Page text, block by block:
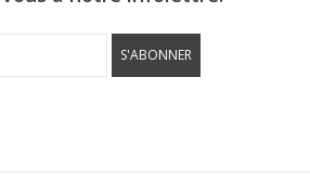
S'ABONNER